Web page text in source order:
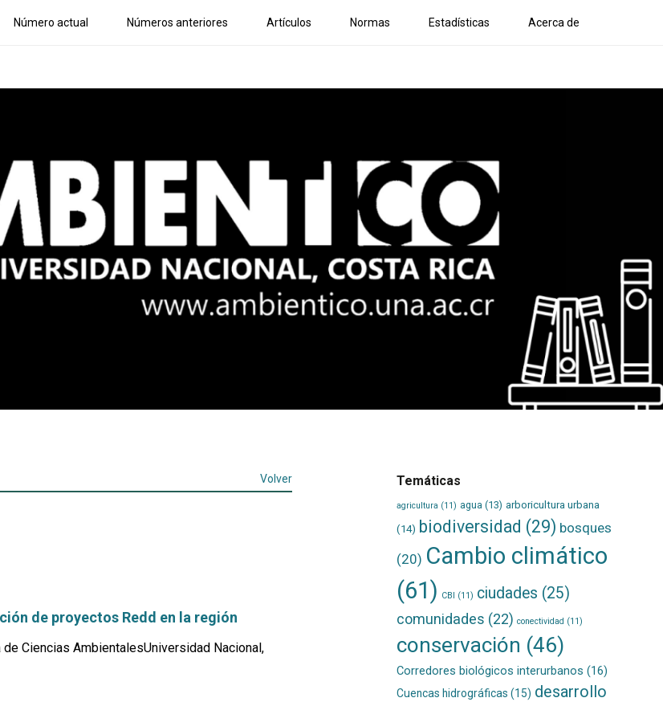
Número actual Números anteriores Artículos Normas Estadísticas Acerca de
Volver
de proyectos Redd en la región
Ciencias AmbientalesUniversidad Nacional,
Temáticas
agricultura (11) agua (13) arboricultura urbana
(14) biodiversidad (29) bosques
(20) Cambio climático
(61) CBI (11) ciudades (25)
comunidades (22) conectividad (11)
conservación (46)
Corredores biológicos interurbanos (16)
Cuencas hidrográficas (15) desarrollo